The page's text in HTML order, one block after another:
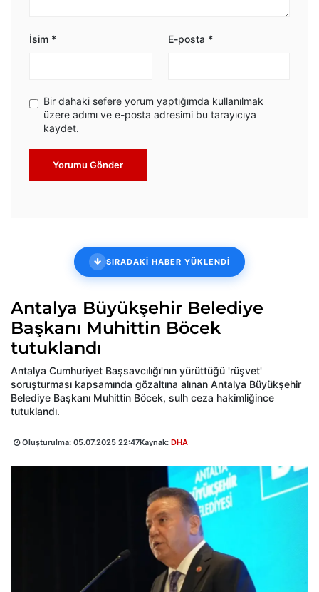
İsim * E-posta *
Bir dahaki sefere yorum yaptığımda kullanılmak
üzere adımı ve e-posta adresimi bu tarayıcıya
kaydet.
Yorumu Gönder
SIRADAKİ HABER YÜKLENDİ
Antalya Büyükşehir Belediye
Başkanı Muhittin Böcek
tutuklandı
Antalya Cumhuriyet Başsavcılığı'nın yürüttüğü 'rüşvet'
soruşturması kapsamında gözaltına alınan Antalya Büyükşehir
Belediye Başkanı Muhittin Böcek, sulh ceza hakimliğince
tutuklandı.
Oluşturulma: 05.07.2025 22:47Kaynak: DHA